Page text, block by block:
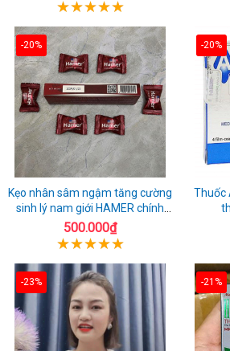
-20%
Kẹo nhân sâm ngậm tăng cường
sinh lý nam giới HAMER chính
hãng
500.000₫
-20%
Thuốc
-23% -21%